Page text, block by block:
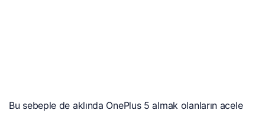
Bu sebeple de aklında OnePlus 5 almak olanların acele